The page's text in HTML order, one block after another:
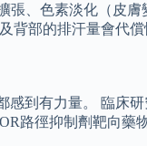
張、色素淡化（皮
背部的排汗量會代償
到有力量。 臨床
路徑抑制劑靶向藥